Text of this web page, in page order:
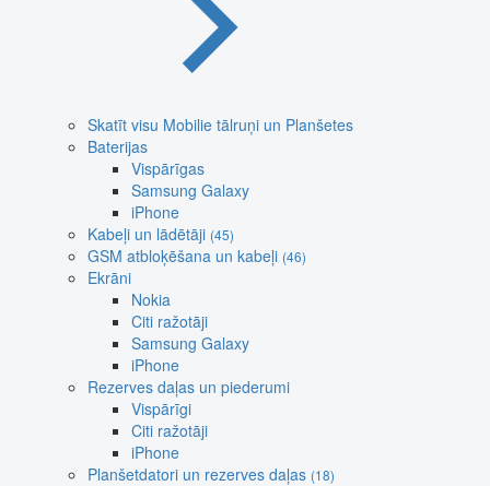
Skatīt visu Mobilie tālruņi un Planšetes
Baterijas
Vispārīgas
Samsung Galaxy
iPhone
Kabeļi un lādētāji (45)
GSM atbloķēšana un kabeļi (46)
Ekrāni
Nokia
Citi ražotāji
Samsung Galaxy
iPhone
Rezerves daļas un piederumi
Vispārīgi
Citi ražotāji
iPhone
Planšetdatori un rezerves daļas (18)